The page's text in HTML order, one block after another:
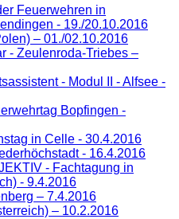
Feuerwehren in
- 19./20.10.2016
– 01./02.10.2016
- Zeulenroda-Triebes –
- Modul II - Alfsee -
Bopfingen -
in Celle - 30.4.2016
- 16.4.2016
- Fachtagung in
- 9.4.2016
– 7.4.2016
– 10.2.2016